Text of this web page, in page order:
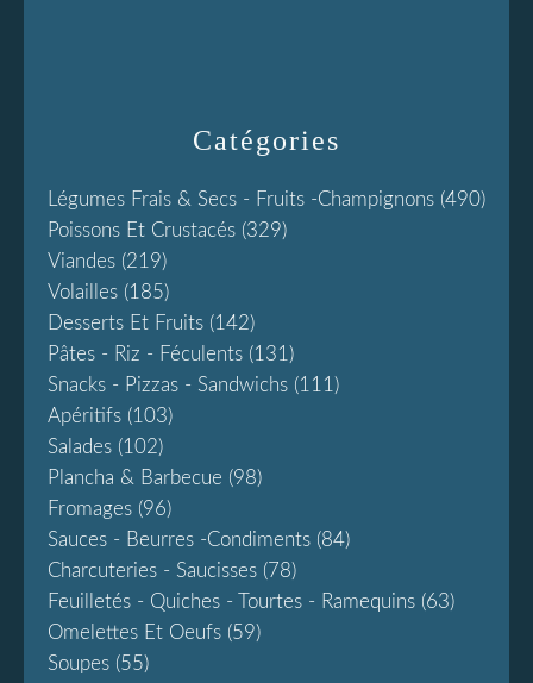
Catégories
Légumes Frais & Secs - Fruits -champignons (490)
Poissons Et Crustacés (329)
Viandes (219)
Volailles (185)
Desserts Et Fruits (142)
Pâtes - Riz - Féculents (131)
Snacks - Pizzas - Sandwichs (111)
Apéritifs (103)
Salades (102)
Plancha & Barbecue (98)
Fromages (96)
Sauces - Beurres -condiments (84)
Charcuteries - Saucisses (78)
Feuilletés - Quiches - Tourtes - Ramequins (63)
Omelettes Et Oeufs (59)
Soupes (55)